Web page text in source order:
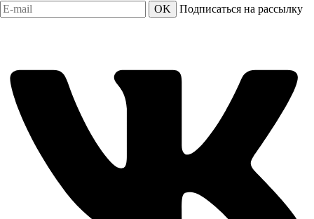
OK
Подписаться на рассылку